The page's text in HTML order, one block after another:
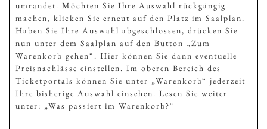
umrandet. Möchten Sie Ihre Auswahl rückgängig
machen, klicken Sie erneut auf den Platz im Saalplan.
Haben Sie Ihre Auswahl abgeschlossen, drücken Sie
nun unter dem Saalplan auf den Button „Zum
Warenkorb gehen“. Hier können Sie dann eventuelle
Preisnachlässe einstellen. Im oberen Bereich des
Ticketportals können Sie unter „Warenkorb“ jederzeit
Ihre bisherige Auswahl einsehen. Lesen Sie weiter
unter: „Was passiert im Warenkorb?“